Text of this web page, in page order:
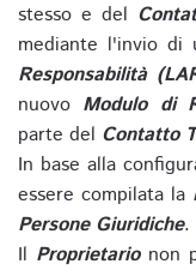
stesso e del
mediante l'invio di
Responsabilità
nuovo Modulo di
parte del Contatto
In base alla
essere compilata la
Persone Giuridiche.
Il Proprietarionon